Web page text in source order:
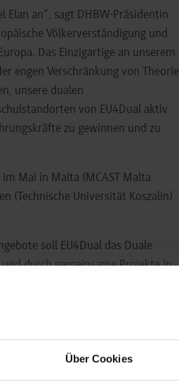
Über Cookies
an“, sagt DHBW-Präsidentin
Völkerverständigung und
Das Einzigartige an unserem
engen Verschränkung von Theorie
unsere dualen
von EU4Dual aktiv
zu gewinnen und zu
Mai in Malta (MCAST Malta
(Technische Universität Koszalin)
soll EU4Dual das Duale
durch gemeinsame Projekte in
Euro pro Allianz.
die von der EU ausgewählten